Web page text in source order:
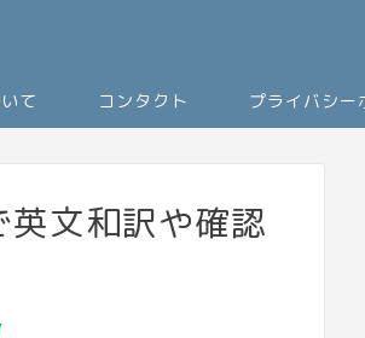
て コンタクト プライバシー
文和訳や確認